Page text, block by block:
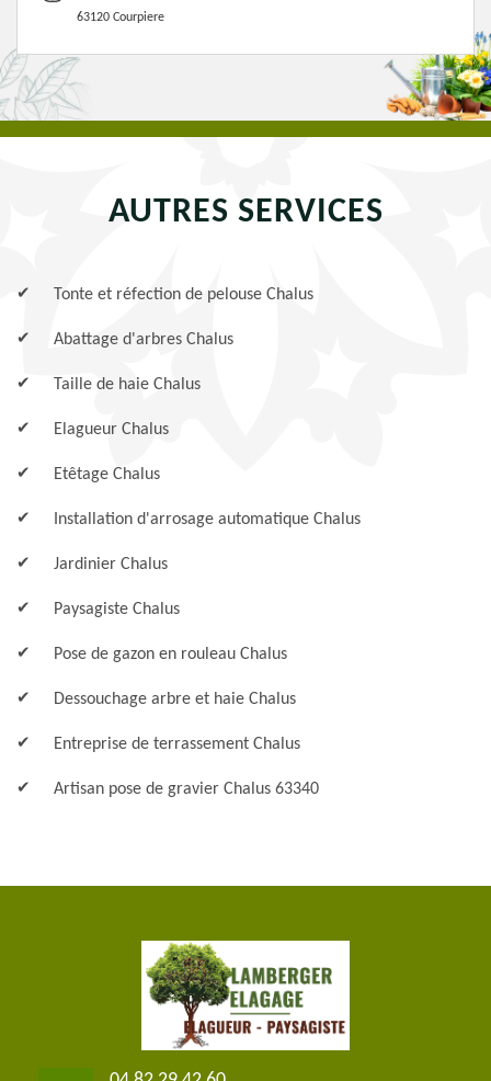
63120 Courpiere
AUTRES SERVICES
Tonte et réfection de pelouse Chalus
Abattage d'arbres Chalus
Taille de haie Chalus
Elagueur Chalus
Etêtage Chalus
Installation d'arrosage automatique Chalus
Jardinier Chalus
Paysagiste Chalus
Pose de gazon en rouleau Chalus
Dessouchage arbre et haie Chalus
Entreprise de terrassement Chalus
Artisan pose de gravier Chalus 63340